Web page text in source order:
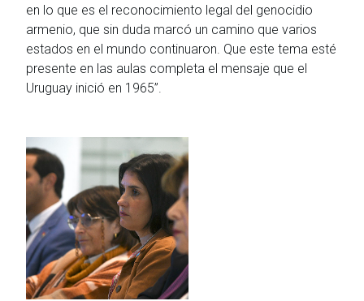
en lo que es el reconocimiento legal del genocidio
armenio, que sin duda marcó un camino que varios
estados en el mundo continuaron. Que este tema esté
presente en las aulas completa el mensaje que el
Uruguay inició en 1965”.